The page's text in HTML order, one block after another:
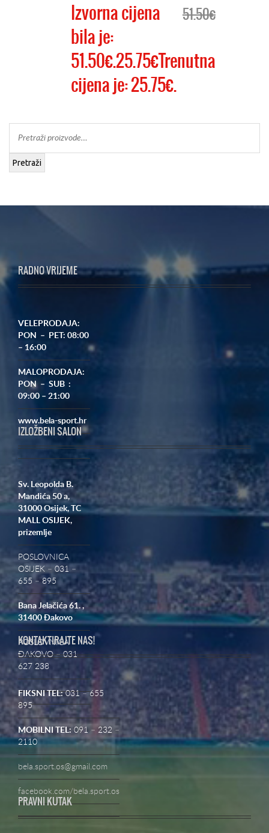
51.50€
Izvorna cijena
bila je:
51.50€.25.75€Trenutna
cijena je: 25.75€.
Pretraži
RADNO VRIJEME
VELEPRODAJA:
PON – PET: 08:00
– 16:00
MALOPRODAJA:
PON – SUB :
09:00 – 21:00
www.bela-sport.hr
IZLOŽBENI SALON
Sv. Leopolda B.
Mandića 50 a,
31000 Osijek, TC
MALL OSIJEK,
prizemlje
POSLOVNICA
OSIJEK – 031 –
655 – 895
Bana Jelačića 61. ,
31400 Đakovo
POSLOVNICA
ĐAKOVO – 031
627 238
KONTAKTIRAJTE NAS!
FIKSNI TEL:031 – 655
895
MOBILNI TEL: 091 – 232 –
2110
bela.sport.os@gmail.com
facebook.com/bela.sport.os
PRAVNI KUTAK